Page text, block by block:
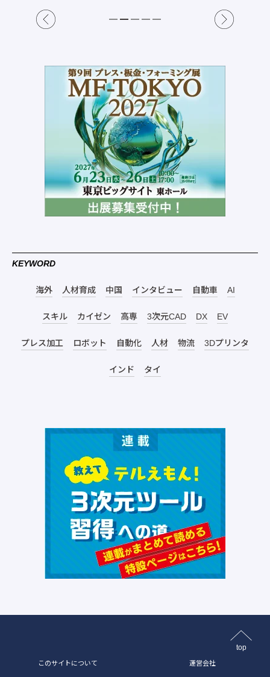
KEYWORD
海外 人材育成 中国 インタビュー 自動車 AI
スキル カイゼン 高専 3次元CAD DX EV
プレス加工 ロボット 自動化 人材 物流 3Dプリンタ
インド タイ
top
このサイトについて 運営会社